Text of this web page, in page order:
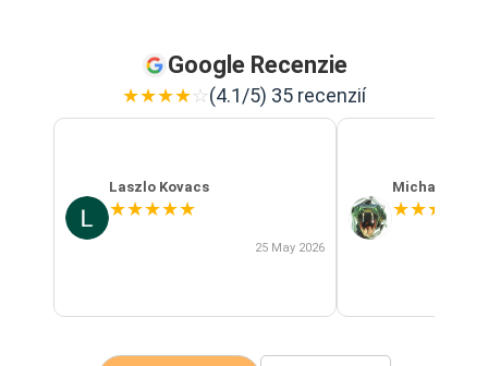
Google Recenzie
★★★★☆(4.1/5) 35 recenzií
Laszlo Kovacs
★★★★★
25 May 2026
Michal Szabo
★★★